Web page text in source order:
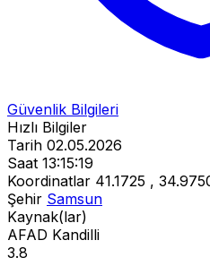
Güvenlik Bilgileri
Hızlı Bilgiler
Tarih 02.05.2026
Saat 13:15:19
Koordinatlar 41.1725 ,
Şehir Samsun
Kaynak(lar)
AFAD Kandilli
3.8